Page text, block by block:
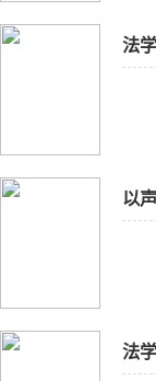
法
以
法